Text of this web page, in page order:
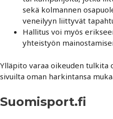
sekä kolmannen
veneilyyn liittyvät
Hallitus voi myös
yhteistyön
Ylläpito varaa oikeuden tulkita
sivuilta oman harkintansa
Suomisport.fi